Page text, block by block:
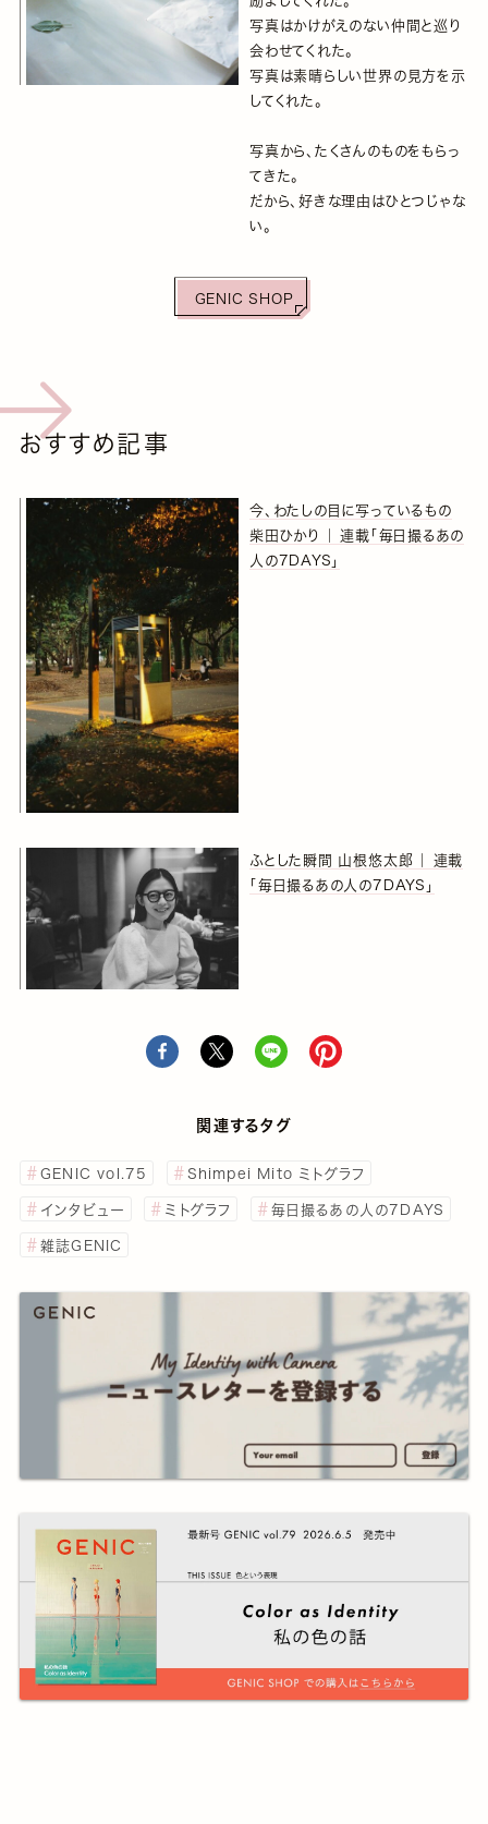
写真はかけがえのない仲間と巡り
会わせてくれた。
写真は素晴らしい世界の見方を示
してくれた。
写真から、たくさんのものをもらっ
てきた。
だから、好きな理由はひとつじゃな
い。
GENIC SHOP
おすすめ記事
今、わたしの目に写っているもの
柴田ひかり ｜ 連載「毎日撮るあの
人の7DAYS」
ふとした瞬間 山根悠太郎 ｜ 連載
「毎日撮るあの人の7DAYS」
関連するタグ
GENIC vol.75 Shimpei Mito ミトグラフ
インタビュー ミトグラフ 毎日撮るあの人の7DAYS
雑誌GENIC